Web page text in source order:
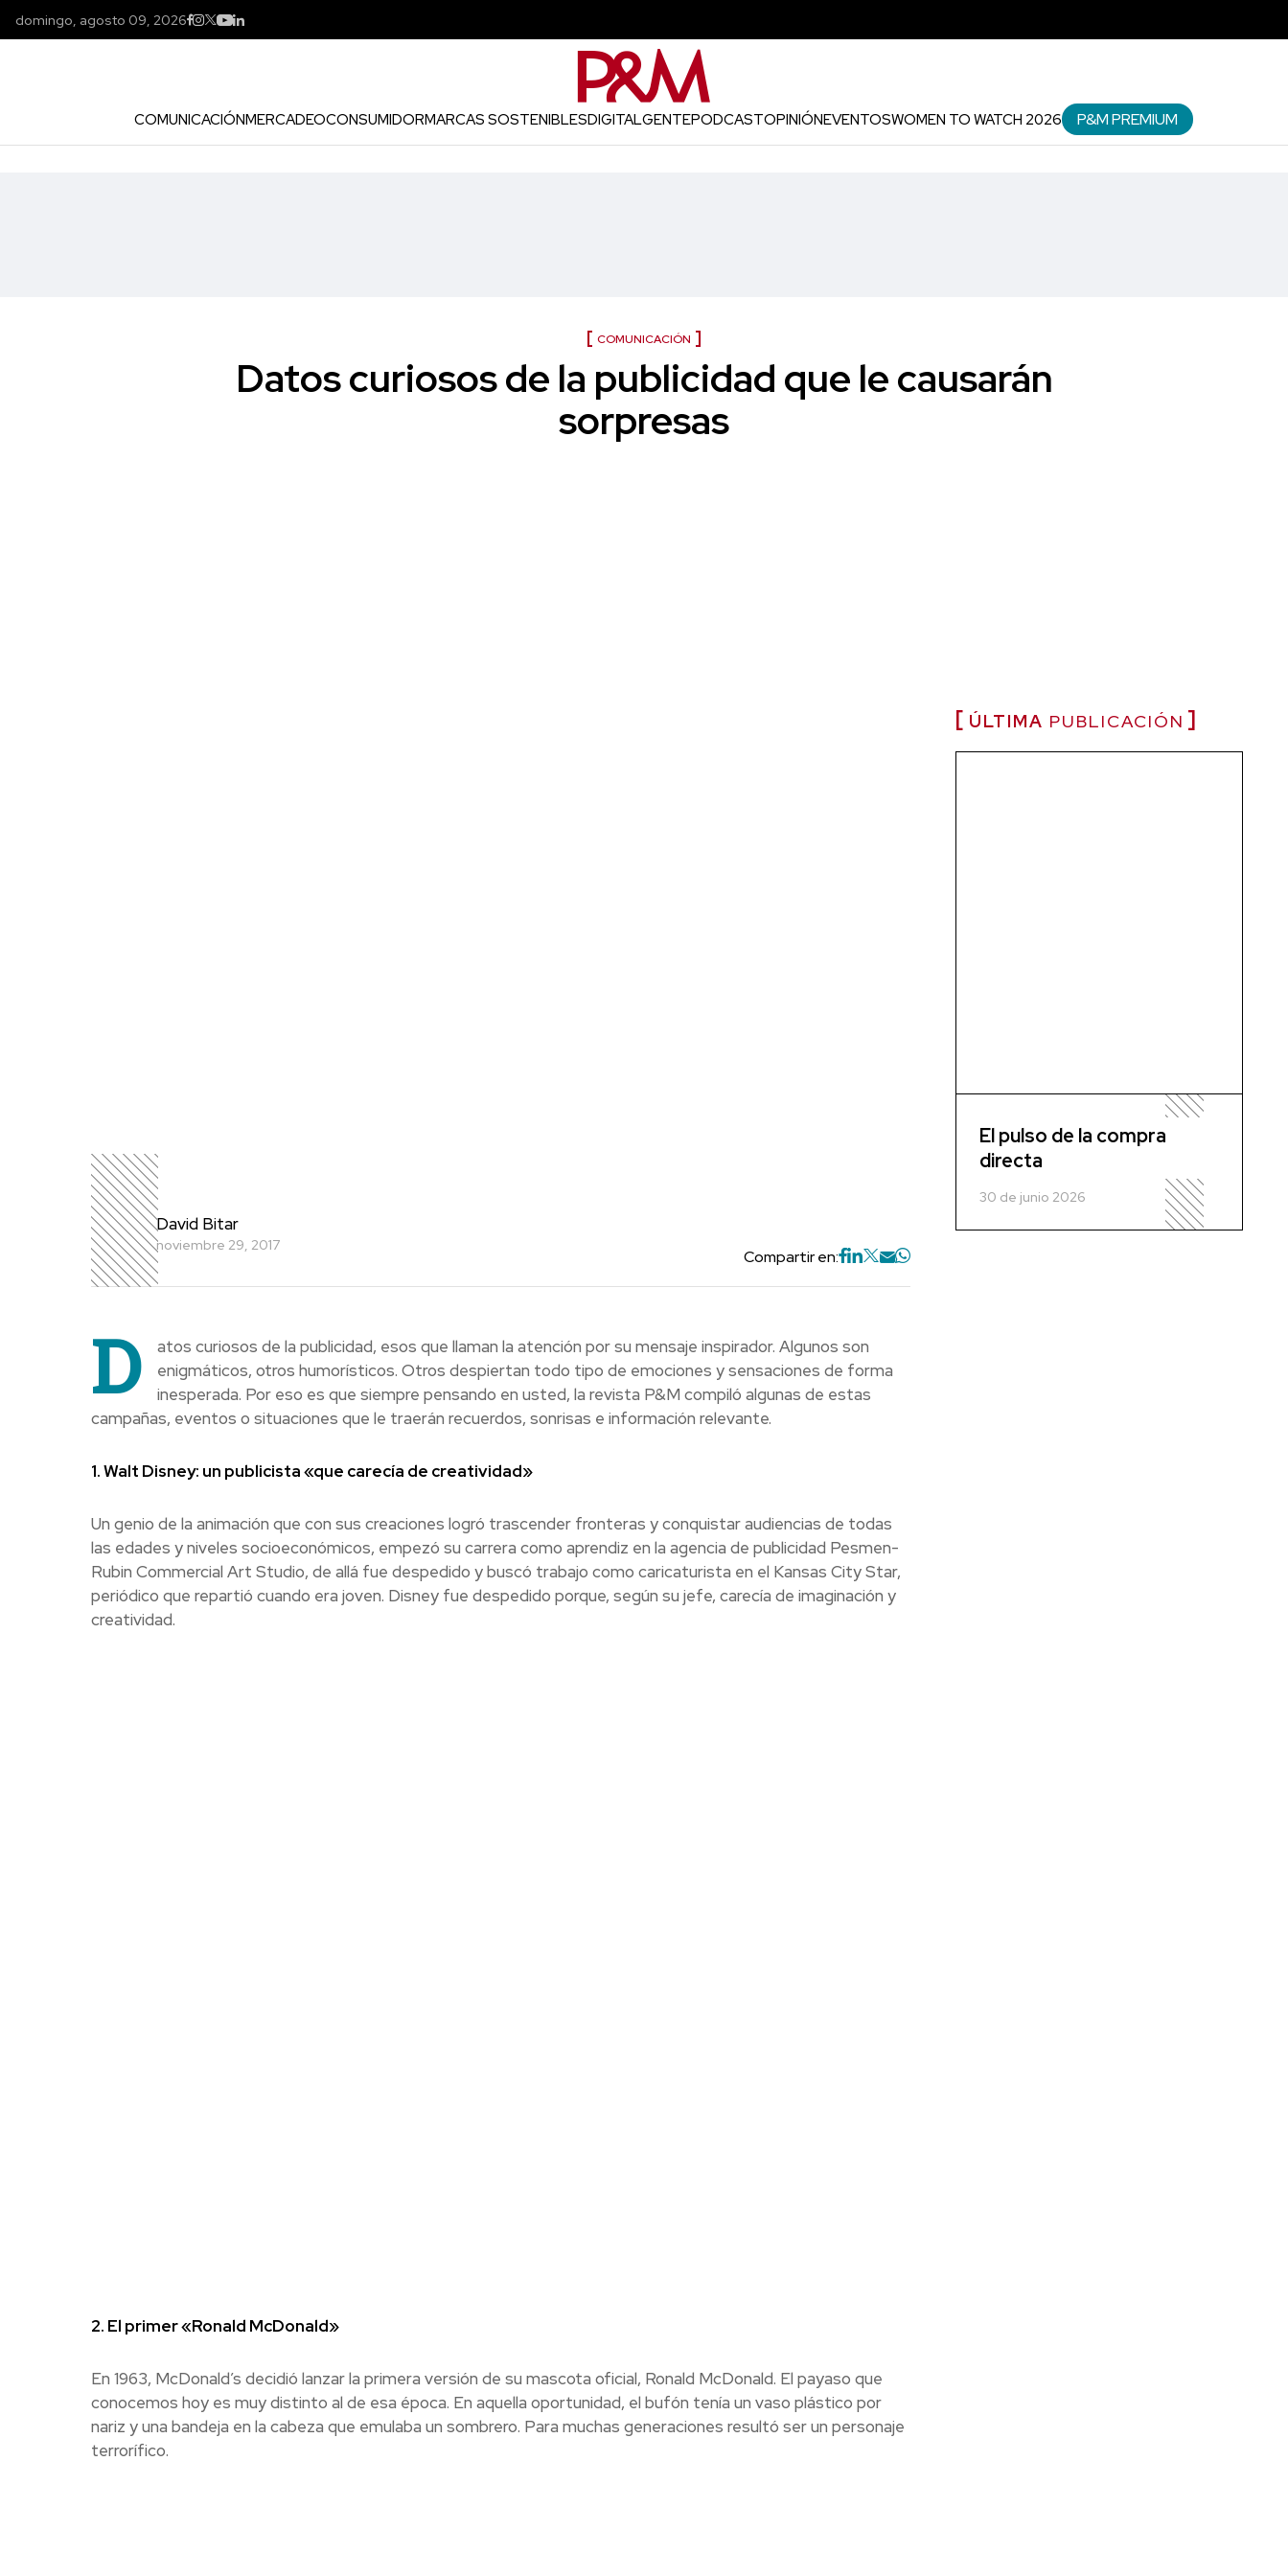
domingo, agosto 09, 2026
COMUNICACIÓNMERCADEOCONSUMIDORMARCAS SOSTENIBLESDIGITALGENTEPODCASTOPINIÓNEVENTOSWOMEN TO WATCH 2026 P&M PREMIUM
COMUNICACIÓN
Datos curiosos de la publicidad que le causarán
sorpresas
David Bitar
noviembre 29, 2017
Compartir en:
D
atos curiosos de la publicidad, esos que llaman la atención por su mensaje inspirador. Algunos son
enigmáticos, otros humorísticos. Otros despiertan todo tipo de emociones y sensaciones de forma
inesperada. Por eso es que siempre pensando en usted, la revista P&M compiló algunas de estas
campañas, eventos o situaciones que le traerán recuerdos, sonrisas e información relevante.
1. Walt Disney: un publicista «que carecía de creatividad»
Un genio de la animación que con sus creaciones logró trascender fronteras y conquistar audiencias de todas
las edades y niveles socioeconómicos, empezó su carrera como aprendiz en la agencia de publicidad Pesmen-
Rubin Commercial Art Studio, de allá fue despedido y buscó trabajo como caricaturista en el Kansas City Star,
periódico que repartió cuando era joven. Disney fue despedido porque, según su jefe, carecía de imaginación y
creatividad.
2. El primer «Ronald McDonald»
En 1963, McDonald’s decidió lanzar la primera versión de su mascota oficial, Ronald McDonald. El payaso que
conocemos hoy es muy distinto al de esa época. En aquella oportunidad, el bufón tenía un vaso plástico por
nariz y una bandeja en la cabeza que emulaba un sombrero. Para muchas generaciones resultó ser un personaje
terrorífico.
ÚLTIMA PUBLICACIÓN
El pulso de la compra
directa
30 de junio 2026